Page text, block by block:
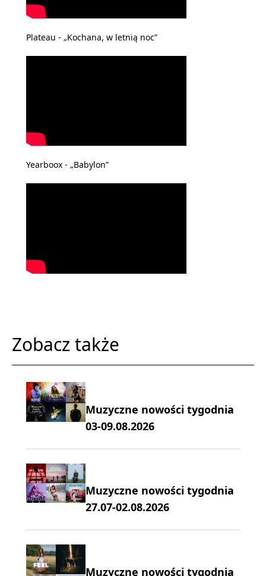
Plateau - „Kochana, w letnią noc”
Yearboox - „Babylon”
Zobacz także
Muzyczne nowości tygodnia
03-09.08.2026
Muzyczne nowości tygodnia
27.07-02.08.2026
Muzyczne nowości tygodnia